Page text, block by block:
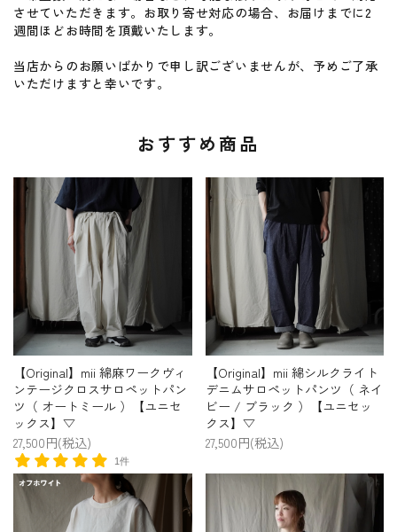
させていただきます。お取り寄せ対応の場合、お届けまでに2
週間ほどお時間を頂戴いたします。
当店からのお願いばかりで申し訳ございませんが、予めご了承
いただけますと幸いです。
おすすめ商品
【Original】mii 綿麻ワークヴィ
ンテージクロスサロペットパン
ツ（ オートミール ）【ユニセ
ックス】▽
27,500円(税込)
1件
【Original】mii 綿シルクライト
デニムサロペットパンツ（ ネイ
ビー / ブラック ）【ユニセッ
クス】▽
27,500円(税込)